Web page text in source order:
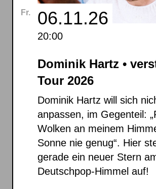
Fr. 06.11.26
20:00
Dominik Hartz •
Tour 2026
Dominik Hartz will sich
anpassen, im Gegenteil:
Wolken an meinem
Sonne nie genug“. Hier
gerade ein neuer Stern
Deutschpop-Himmel auf!